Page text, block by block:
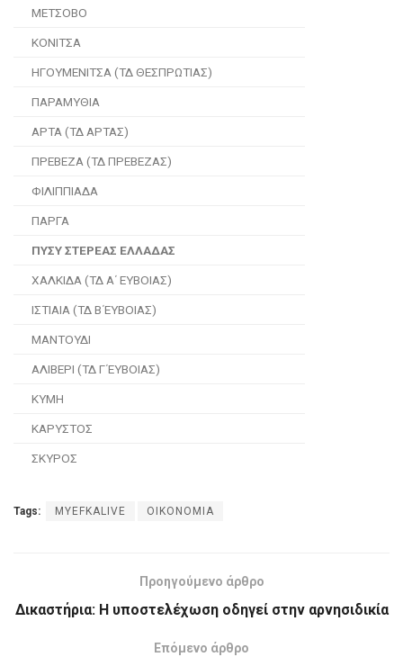
ΜΕΤΣΟΒΟ
ΚΟΝΙΤΣΑ
ΗΓΟΥΜΕΝΙΤΣΑ (ΤΔ ΘΕΣΠΡΩΤΙΑΣ)
ΠΑΡΑΜΥΘΙΑ
ΑΡΤΑ (ΤΔ ΑΡΤΑΣ)
ΠΡΕΒΕΖΑ (ΤΔ ΠΡΕΒΕΖΑΣ)
ΦΙΛΙΠΠΙΑΔΑ
ΠΑΡΓΑ
ΠΥΣΥ ΣΤΕΡΕΑΣ ΕΛΛΑΔΑΣ
ΧΑΛΚΙΔΑ (ΤΔ Α΄ ΕΥΒΟΙΑΣ)
ΙΣΤΙΑΙΑ (ΤΔ Β΄ΕΥΒΟΙΑΣ)
ΜΑΝΤΟΥΔΙ
ΑΛΙΒΕΡΙ (ΤΔ Γ΄ΕΥΒΟΙΑΣ)
ΚΥΜΗ
ΚΑΡΥΣΤΟΣ
ΣΚΥΡΟΣ
Tags: MYEFKALIVE ΟΙΚΟΝΟΜΙΑ
Προηγούμενο άρθρο
Δικαστήρια: Η υποστελέχωση οδηγεί στην αρνησιδικία
Επόμενο άρθρο